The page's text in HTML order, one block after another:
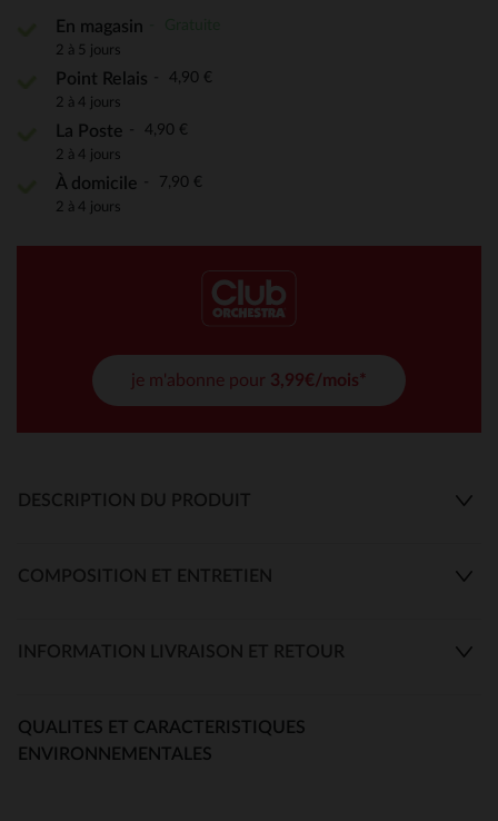
En magasin
2 à 5 jours
Point Relais 4,90 €
2 à 4 jours
La Poste 4,90 €
2 à 4 jours
À domicile 7,90 €
2 à 4 jours
je m'abonne pour 3,99€/mois*
DESCRIPTION DU PRODUIT
COMPOSITION ET ENTRETIEN
INFORMATION LIVRAISON ET RETOUR
QUALITES ET CARACTERISTIQUES
ENVIRONNEMENTALES